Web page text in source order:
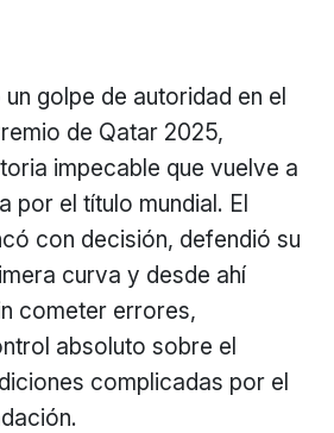
golpe de autoridad en el
de Qatar 2025,
impecable que vuelve a
por el título mundial. El
con decisión, defendió su
curva y desde ahí
cometer errores,
absoluto sobre el
complicadas por el